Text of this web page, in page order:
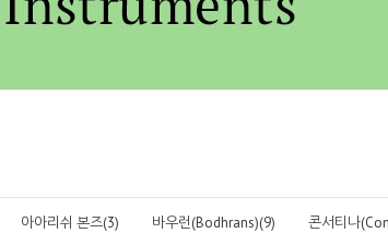
아아리쉬 본즈(3) 바우런(Bodhrans)(9) 콘서티나